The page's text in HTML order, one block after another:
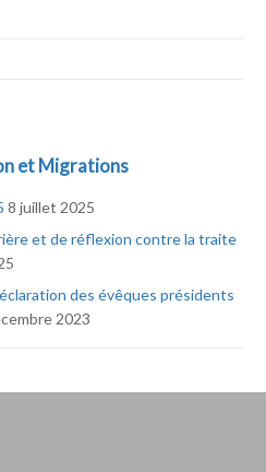
et Migrations
8 juillet 2025
et de réflexion contre la traite
des évêques présidents
2023